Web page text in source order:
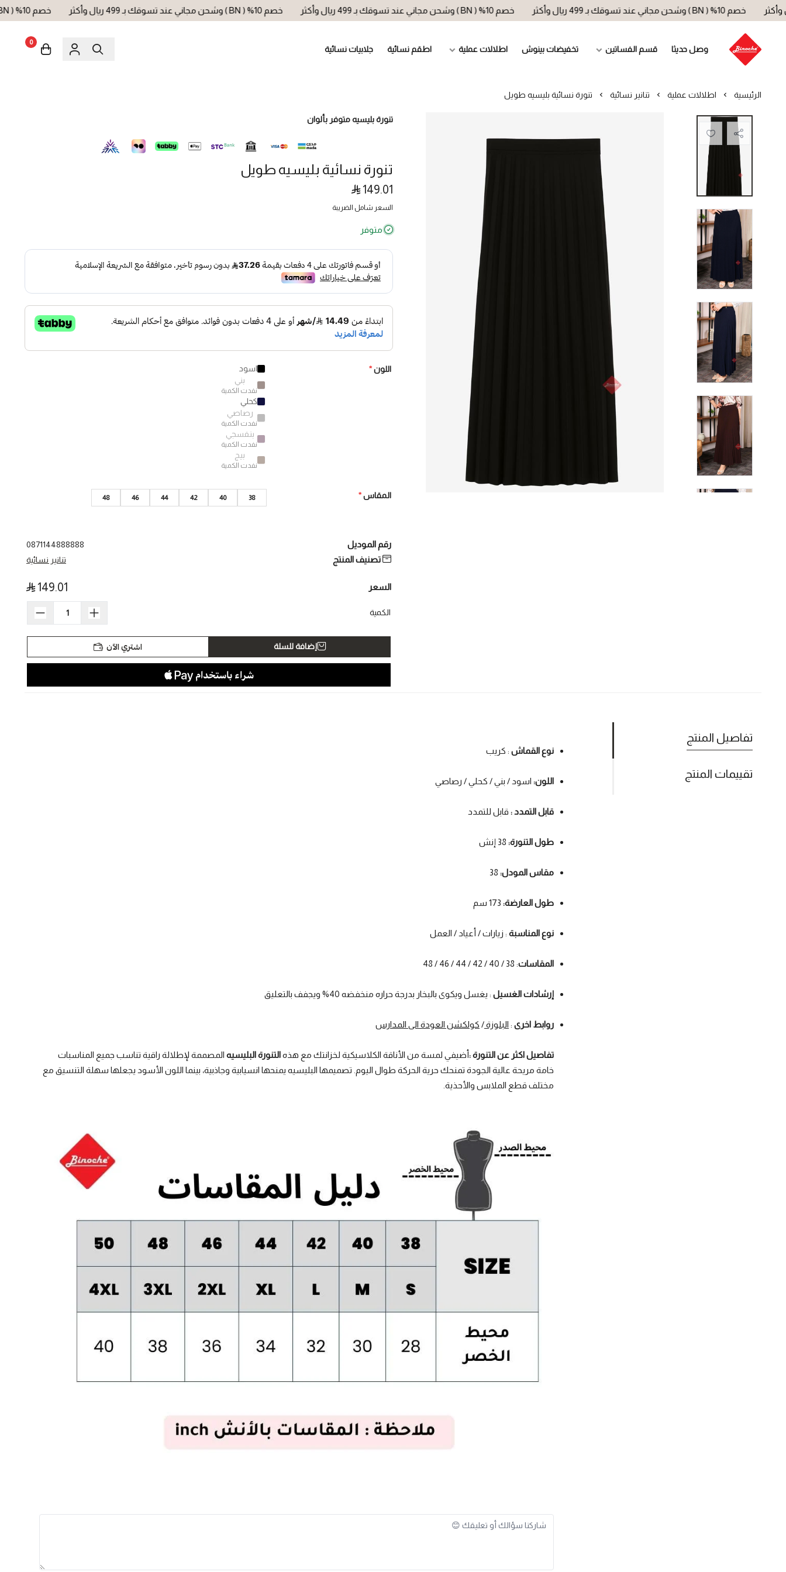
خصم 10% ( BN ) وشحن مجاني عند تسوقك بـ 499 ريال وأكثر خصم 10% ( BN ) وشحن مجاني عند تسوقك بـ 499 ريال وأكثر خصم 10% ( BN ) وشحن مجاني عند تسوقك بـ 499 ريال وأكثر خصم 10% ( BN ) وشحن مجاني عند تسوقك بـ 499 ريال وأكثر
وصل حديثا قسم الفساتين تخفيضات بينوش اطلالات عملية اطقم نسائية جلابيات نسائية
0
الرئيسية اطلالات عملية تنانير نسائية تنورة نسائية بليسيه طويل
تنورة نسائية بليسيه طويل
تنورة بليسيه متوفر بألوان
149.01
السعر شامل الضريبة
متوفر
اللون*
اسود
بني
نفدت الكمية
كحلي
رصاصي
نفدت الكمية
بنفسجي
نفدت الكمية
بيج
نفدت الكمية
المقاس*
38
40
42
44
46
48
رقم الموديل 0871144888888
تصنيف المنتج تنانير نسائية
السعر 149.01
الكمية
إضافة للسلة اشتري الآن
تفاصيل المنتج
تقييمات المنتج
نوع القماش : كريب
اللون: اسود / بني / كحلي / رصاصي
قابل التمدد : قابل للتمدد
طول التنورة: 38 إنش
مقاس المودل: 38
طول العارضة: 173 سم
نوع المناسبة : زيارات / أعياد / العمل
المقاسات: 38 / 40 / 42 / 44 / 46 / 48
إرشادات الغسيل : يغسل ويكوى بالبخار بدرجة حراره منخفضه 40% ويجفف بالتعليق
روابط اخرى : البلوزة/ كولكشن العودة الى المدارس
تفاصيل اكثر عن التنورة :أضيفي لمسة من الأناقة الكلاسيكية لخزانتك مع هذهالتنورة البليسيه المصممة لإطلالة راقية تناسب جميع المناسبات
خامة مريحة عالية الجودة تمنحك حرية الحركة طوال اليوم. تصميمها البليسيه يمنحها انسيابية وجاذبية، بينما اللون الأسود يجعلها سهلة التنسيق مع
مختلف قطع الملابس والأحذية.